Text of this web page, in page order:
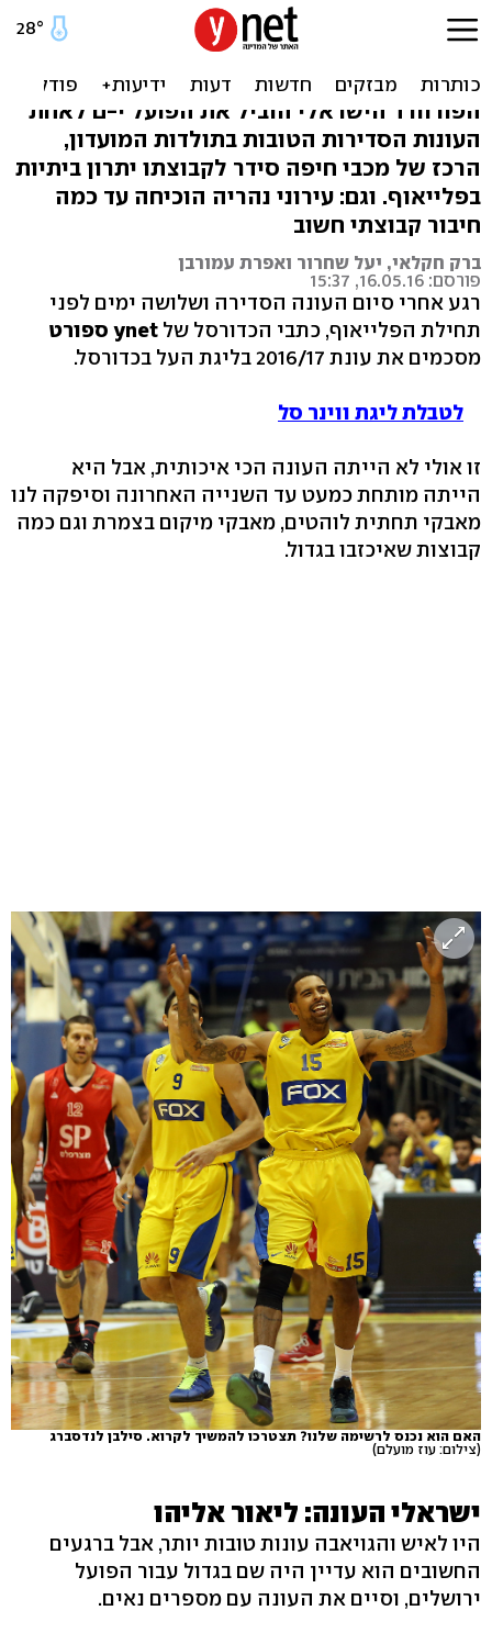
מצטייני העונה: מאליהו ועד
הפורוורד הישראלי הוביל את הפועל י-ם לאחת
העונות הסדירות הטובות בתולדות המועדון,
הרכז של מכבי חיפה סידר לקבוצתו יתרון ביתיות
בפלייאוף. וגם: עירוני נהריה הוכיחה עד כמה
חיבור קבוצתי חשוב
ברק חקלאי, יעל שחרור ואפרת עמורבן
פורסם: 16.05.16, 15:37
רגע אחרי סיום העונה הסדירה ושלושה ימים לפני
תחילת הפלייאוף, כתבי הכדורסל של ynet ספורט
מסכמים את עונת 2016/17 בליגת העל בכדורסל.
לטבלת ליגת ווינר סל
זו אולי לא הייתה העונה הכי איכותית, אבל היא
הייתה מותחת כמעט עד השנייה האחרונה וסיפקה לנו
מאבקי תחתית לוהטים, מאבקי מיקום בצמרת וגם כמה
קבוצות שאיכזבו בגדול.
האם הוא נכנס לרשימה שלנו? תצטרכו להמשיך לקרוא. סילבן לנדסברג
(צילום: עוז מועלם)
ישראלי העונה: ליאור אליהו
היו לאיש והגויאבה עונות טובות יותר, אבל ברגעים
החשובים הוא עדיין היה שם בגדול עבור הפועל
ירושלים, וסיים את העונה עם מספרים נאים.